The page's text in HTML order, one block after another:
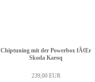
Chiptuning mit der Powerbox fÃŒr
Skoda Karoq
239,00 EUR